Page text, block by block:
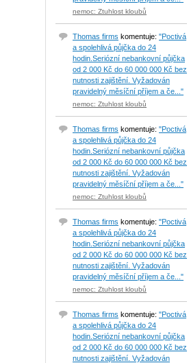
nemoc: Ztuhlost kloubů
Thomas firms komentuje: "Poctivá
a spolehlivá půjčka do 24
hodin.Seriózní nebankovní půjčka
od 2 000 Kč do 60 000 000 Kč bez
nutnosti zajištění. Vyžadován
pravidelný měsíční příjem a če..."
nemoc: Ztuhlost kloubů
Thomas firms komentuje: "Poctivá
a spolehlivá půjčka do 24
hodin.Seriózní nebankovní půjčka
od 2 000 Kč do 60 000 000 Kč bez
nutnosti zajištění. Vyžadován
pravidelný měsíční příjem a če..."
nemoc: Ztuhlost kloubů
Thomas firms komentuje: "Poctivá
a spolehlivá půjčka do 24
hodin.Seriózní nebankovní půjčka
od 2 000 Kč do 60 000 000 Kč bez
nutnosti zajištění. Vyžadován
pravidelný měsíční příjem a če..."
nemoc: Ztuhlost kloubů
Thomas firms komentuje: "Poctivá
a spolehlivá půjčka do 24
hodin.Seriózní nebankovní půjčka
od 2 000 Kč do 60 000 000 Kč bez
nutnosti zajištění. Vyžadován